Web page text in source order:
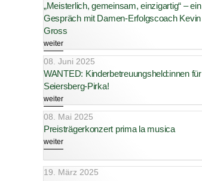
„Meisterlich, gemeinsam, einzigartig“ – ein
Gespräch mit Damen-Erfolgscoach Kevin
Gross
weiter
08. Juni 2025
WANTED: Kinderbetreuungsheld:innen für
Seiersberg-Pirka!
weiter
08. Mai 2025
Preisträgerkonzert prima la musica
weiter
19. März 2025